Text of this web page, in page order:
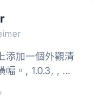
添加一個外觀清
幅。, 1.0.3, , 新
, 1.0.1, , 新...